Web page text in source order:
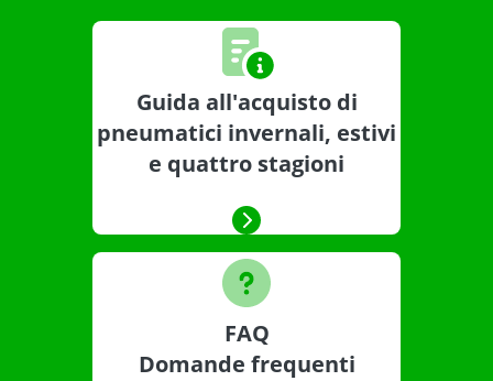
Guida all'acquisto di
pneumatici invernali, estivi
e quattro stagioni
FAQ
Domande frequenti